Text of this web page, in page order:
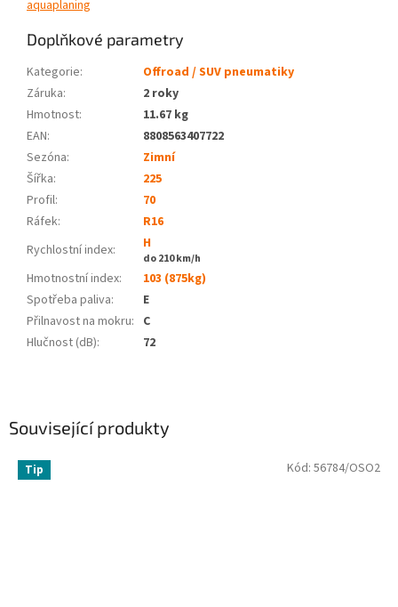
Související produkty
Tip Kód: 56784/OSO2
aquaplaning
Doplňkové parametry
Kategorie:
Offroad / SUV pneumatiky
Záruka:
2 roky
Hmotnost:
11.67 kg
EAN:
8808563407722
Sezóna:
Zimní
Šířka:
225
Profil:
70
Ráfek:
R16
Rychlostní index:
H
do 210 km/h
Hmotnostní index:
103 (875kg)
Spotřeba paliva:
E
Přilnavost na mokru: C
Hlučnost (dB): 72